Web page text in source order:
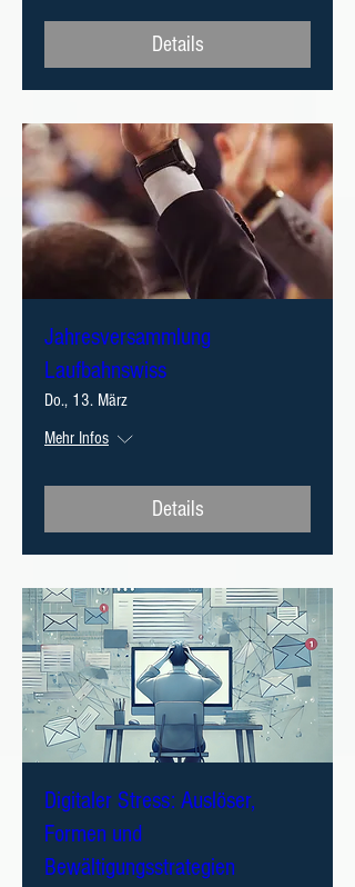
Details
Jahresversammlung
Laufbahnswiss
Do., 13. März
Mehr Infos
Details
Digitaler Stress: Auslöser,
Formen und
Bewältigungsstrategien